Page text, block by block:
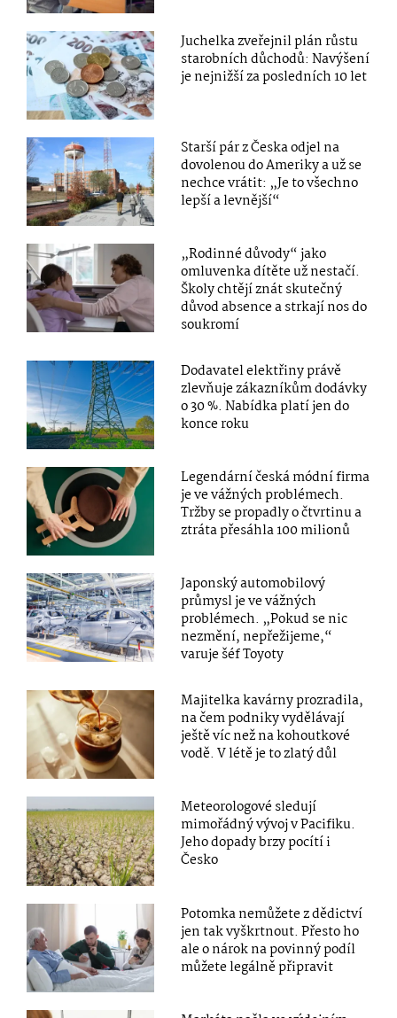
Juchelka zveřejnil plán růstu
starobních důchodů: Navýšení
je nejnižší za posledních 10 let
Starší pár z Česka odjel na
dovolenou do Ameriky a už se
nechce vrátit: „Je to všechno
lepší a levnější“
„Rodinné důvody“ jako
omluvenka dítěte už nestačí.
Školy chtějí znát skutečný
důvod absence a strkají nos do
soukromí
Dodavatel elektřiny právě
zlevňuje zákazníkům dodávky
o 30 %. Nabídka platí jen do
konce roku
Legendární česká módní firma
je ve vážných problémech.
Tržby se propadly o čtvrtinu a
ztráta přesáhla 100 milionů
Japonský automobilový
průmysl je ve vážných
problémech. „Pokud se nic
nezmění, nepřežijeme,“
varuje šéf Toyoty
Majitelka kavárny prozradila,
na čem podniky vydělávají
ještě víc než na kohoutkové
vodě. V létě je to zlatý důl
Meteorologové sledují
mimořádný vývoj v Pacifiku.
Jeho dopady brzy pocítí i
Česko
Potomka nemůžete z dědictví
jen tak vyškrtnout. Přesto ho
ale o nárok na povinný podíl
můžete legálně připravit